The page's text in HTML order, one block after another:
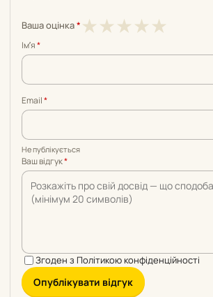
Ваша оцінка* ★
5
★4
5
★3
5
★2
5
★1
5
Імʼя*
Email*
Не публікується
Ваш відгук*
Згоден з Політикою конфіденційності
Опублікувати відгук